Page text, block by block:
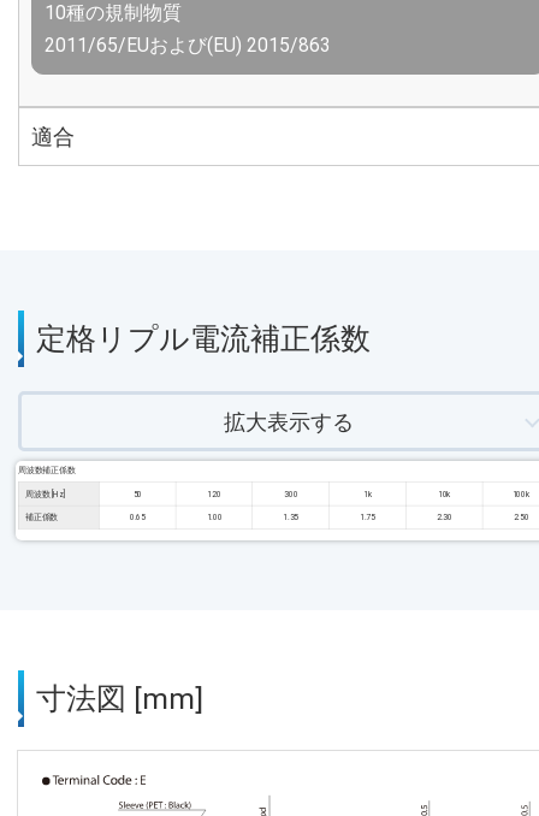
10種の規制物質
2011/65/EUおよび(EU) 2015/863
適合
定格リプル電流補正係数
拡大表示する
周波数補正係数
周波数 [Hz] 50 120 300 1k 10k 100k
補正係数 0.65 1.00 1.35 1.75 2.30 2.50
寸法図 [mm]